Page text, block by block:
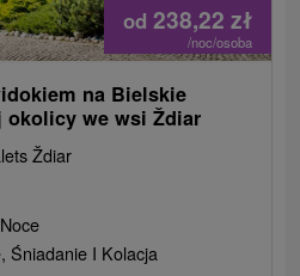
od 238,22 zł
/noc/osoba
na Bielskie
okolicy we wsi Ždiar
Ždiar
Śniadanie I Kolacja